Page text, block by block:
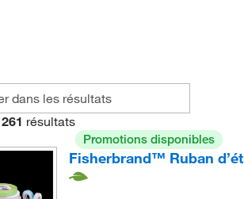
261 résultats
Promotions disponibles
Fisherbrand™ Ruban